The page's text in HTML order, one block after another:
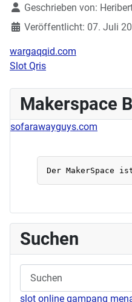
Geschrieben von:
Veröffentlicht: 07. Juli
wargaqqid.com
Slot Qris
Makerspace
sofarawayguys.com
Suchen
slot online gampang